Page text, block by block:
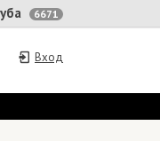
6671
Вход